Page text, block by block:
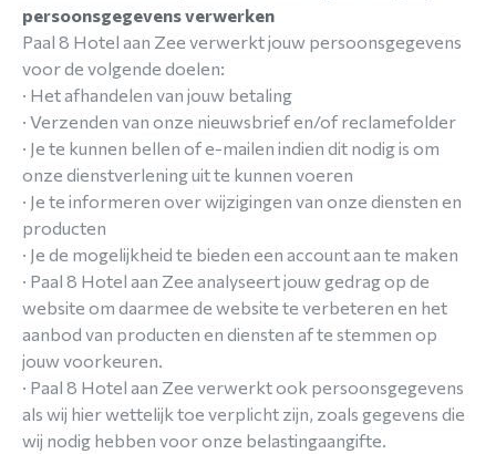
persoonsgegevens verwerken
Paal 8 Hotel aan Zee verwerkt jouw persoonsgegevens
voor de volgende doelen:
· Het afhandelen van jouw betaling
· Verzenden van onze nieuwsbrief en/of reclamefolder
· Je te kunnen bellen of e-mailen indien dit nodig is om
onze dienstverlening uit te kunnen voeren
· Je te informeren over wijzigingen van onze diensten en
producten
· Je de mogelijkheid te bieden een account aan te maken
· Paal 8 Hotel aan Zee analyseert jouw gedrag op de
website om daarmee de website te verbeteren en het
aanbod van producten en diensten af te stemmen op
jouw voorkeuren.
· Paal 8 Hotel aan Zee verwerkt ook persoonsgegevens
als wij hier wettelijk toe verplicht zijn, zoals gegevens die
wij nodig hebben voor onze belastingaangifte.